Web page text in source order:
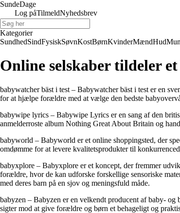
SundeDage
Log påTilmeldNyhedsbrev
Kategorier
SundhedSindFysiskSøvnKostBørnKvinderMændHud
Online selskaber tildeler
babywatcher bäst i test – Babywatcher bäst i test er en
for at hjælpe forældre med at vælge den bedste
babywipe lyrics – Babywipe Lyrics er en sang af den
anmelderroste album Nothing Great About Britain og
babyworld – Babyworld er et online shoppingsted, der
omdømme for at levere kvalitetsprodukter til
babyxplore – Babyxplore er et koncept, der fremmer
forældre, hvor de kan udforske forskellige sensoriske
med deres barn på en sjov og meningsfuld måde.
babyzen – Babyzen er en velkendt producent af baby-
sigter mod at give forældre og børn et behageligt og